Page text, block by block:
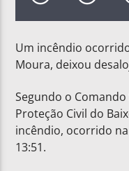
Um incêndio
Moura, deixou
Segundo o
Proteção Civil do
incêndio, ocorrido
13:51.